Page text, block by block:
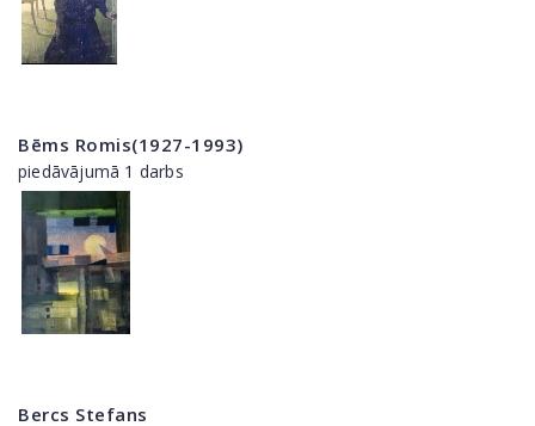
Bēms Romis(1927-1993)
piedāvājumā 1 darbs
Bercs Stefans